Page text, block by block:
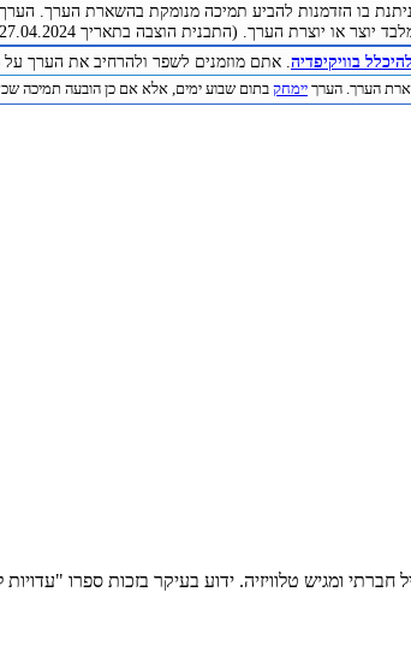
בו הזדמנות להביע תמיכה מנומקת בהשארת הערך. הערך
יוצר או יוצרת הערך. (התבנית הוצבה בתאריך 27.04.2024).
בוויקיפדיה. אתם מוזמנים לשפר ולהרחיב את הערך
הערך. הערך יימחק בתום שבוע ימים, אלא אם כן הובעה תמיכה
חברתי ומגיש טלוויזיה. ידוע בעיקר בזכות ספרו